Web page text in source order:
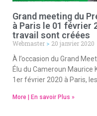
Grand meeting du
à Paris le 01 février
travail sont créées
Webmaster
20 janvier 2020
À l’occasion du Grand
Élu du Cameroun Maurice
1er février 2020 à Paris,
More | En savoir Plus »